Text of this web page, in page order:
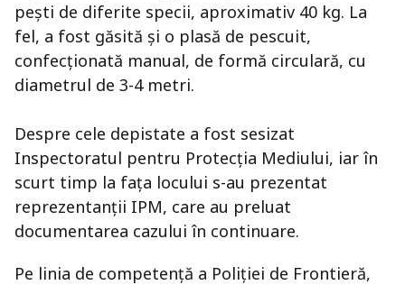
pești de diferite specii, aproximativ 40 kg. La
fel, a fost găsită și o plasă de pescuit,
confecționată manual, de formă circulară, cu
diametrul de 3-4 metri.
Despre cele depistate a fost sesizat
Inspectoratul pentru Protecția Mediului, iar în
scurt timp la fața locului s-au prezentat
reprezentanții IPM, care au preluat
documentarea cazului în continuare.
Pe linia de competență a Poliției de Frontieră,